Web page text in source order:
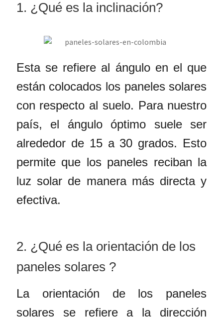
1. ¿Qué es la inclinación?
Esta se refiere al ángulo en el que
están colocados los paneles solares
con respecto al suelo. Para nuestro
país, el ángulo óptimo suele ser
alrededor de 15 a 30 grados. Esto
permite que los paneles reciban la
luz solar de manera más directa y
efectiva.
2. ¿Qué es la orientación de los
paneles solares ?
La orientación de los paneles
solares se refiere a la dirección